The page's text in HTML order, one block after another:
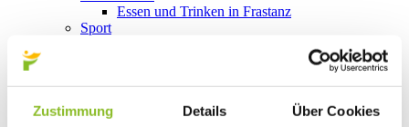
Zustimmung Details Über Cookies
Essen und Trinken in Frastanz
Sport
Spiel- und Sportstätten